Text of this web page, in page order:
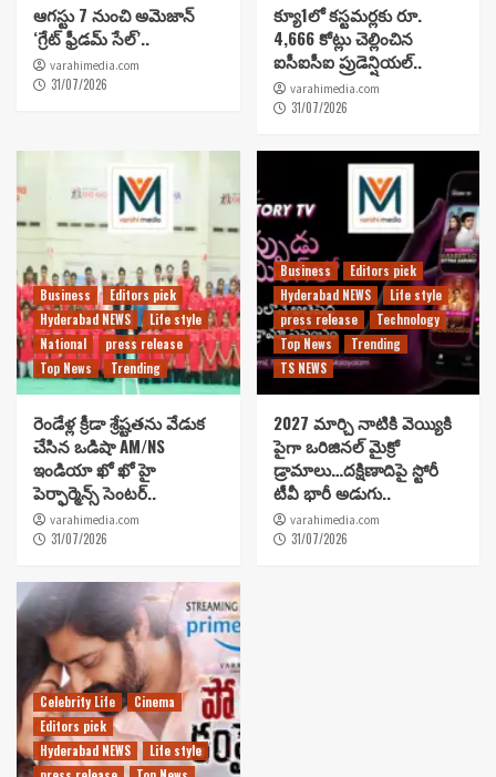
ఆగస్టు 7 నుంచి అమెజాన్
‘గ్రేట్ ఫ్రీడమ్ సేల్’..
varahimedia.com
31/07/2026
క్యూ1లో కస్టమర్లకు రూ.
4,666 కోట్లు చెల్లించిన
ఐసీఐసీఐ ప్రుడెన్షియల్..
varahimedia.com
31/07/2026
Business
Editors pick
Hyderabad NEWS
Life style
National
press release
Top News
Trending
రెండేళ్ల క్రీడా శ్రేష్టతను వేడుక
చేసిన ఒడిషా AM/NS
ఇండియా ఖో ఖో హై
పెర్ఫార్మెన్స్ సెంటర్..
varahimedia.com
31/07/2026
Business
Editors pick
Hyderabad NEWS
Life style
press release
Technology
Top News
Trending
TS NEWS
2027 మార్చి నాటికి వెయ్యికి
పైగా ఒరిజినల్ మైక్రో
డ్రామాలు…దక్షిణాదిపై స్టోరీ
టీవీ భారీ అడుగు..
varahimedia.com
31/07/2026
Celebrity Life
Cinema
Editors pick
Hyderabad NEWS
Life style